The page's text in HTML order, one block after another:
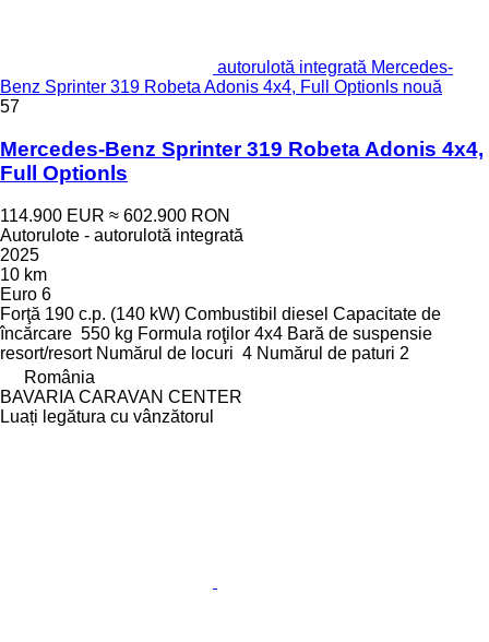
autorulotă integrată Mercedes-
Benz Sprinter 319 Robeta Adonis 4x4, Full Optionls nouă
57
Mercedes-Benz Sprinter 319 Robeta Adonis 4x4,
Full Optionls
114.900 EUR ≈ 602.900 RON
Autorulote - autorulotă integrată
2025
10 km
Euro 6
Forţă 190 c.p. (140 kW) Combustibil diesel Capacitate de
încărcare 550 kg Formula roţilor 4x4 Bară de suspensie
resort/resort Numărul de locuri 4 Numărul de paturi 2
România
BAVARIA CARAVAN CENTER
Luați legătura cu vânzătorul